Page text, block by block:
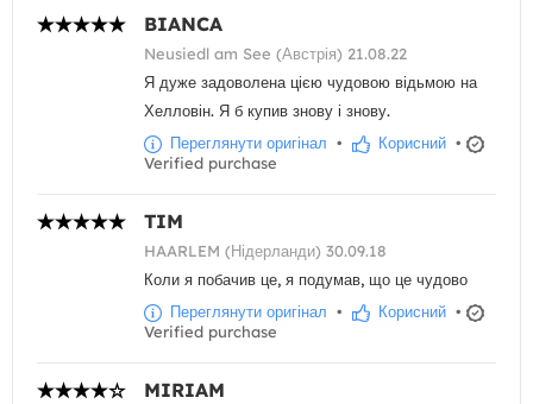
BIANCA
Neusiedl am See (Австрія) 21.08.22
Я дуже задоволена цією чудовою відьмою на
Хелловін. Я б купив знову і знову.
Переглянути оригінал • Корисний •
Verified purchase
TIM
HAARLEM (Нідерланди) 30.09.18
Коли я побачив це, я подумав, що це чудово
Переглянути оригінал • Корисний •
Verified purchase
MIRIAM